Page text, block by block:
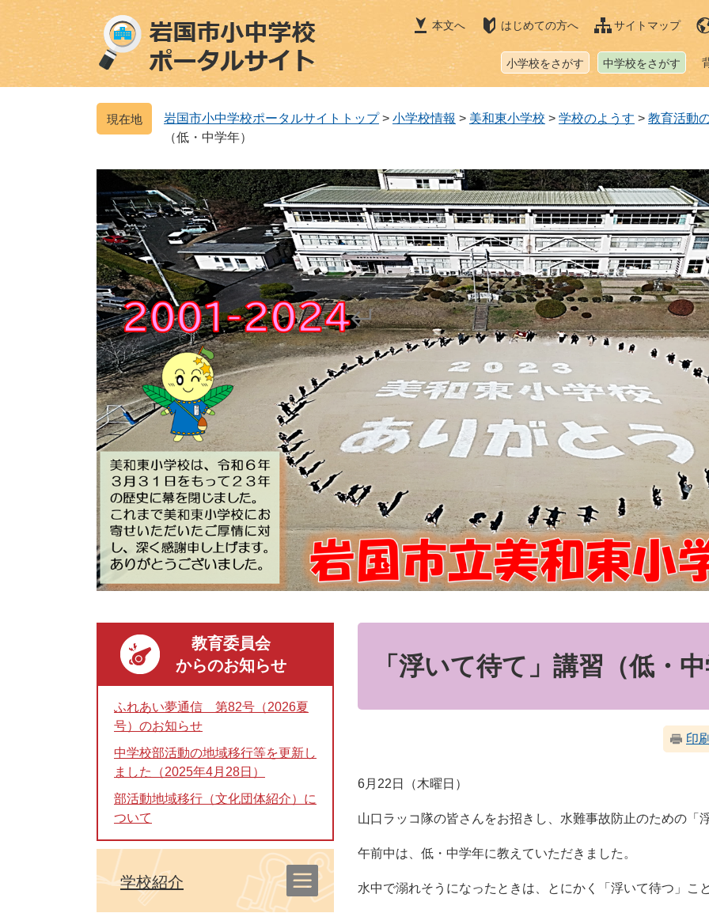
ジ
の
先
ュ
ー
を
本文へ はじめての方へ サイトマップ
小学校をさがす 中学校をさがす
岩国市小中学校ポータルサイトトップ > 小学校情報 > 美和東小学校 > 学校のようす > 教育活動
（低・中学年）
「浮いて待て」講習（低・
印
6月22日（木曜日）
山口ラッコ隊の皆さんをお招きし、水難事故防止のための「
午前中は、低・中学年に教えていただきました。
水中で溺れそうになったときは、とにかく「浮いて待つ」こ
教育委員会
からのお知らせ
ふれあい夢通信 第82号（2026夏
号）のお知らせ
中学校部活動の地域移行等を更新し
ました（2025年4月28日）
部活動地域移行（文化団体紹介）に
ついて
学校紹介